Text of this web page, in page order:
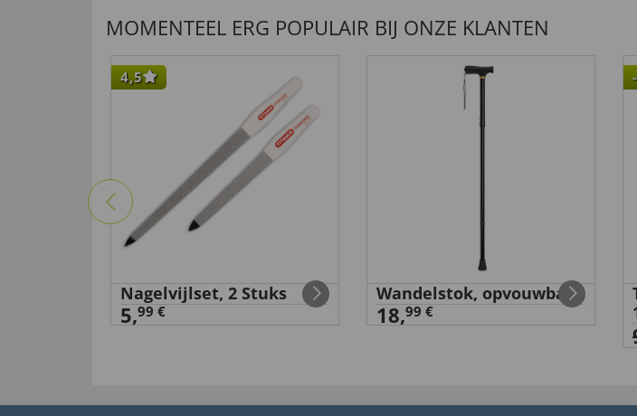
MOMENTEEL ERG POPULAIR BIJ ONZE KLANTEN
4,5
Nagelvijlset, 2 Stuks
5,99 €
Wandelstok, opvouwbaar
18,99 €